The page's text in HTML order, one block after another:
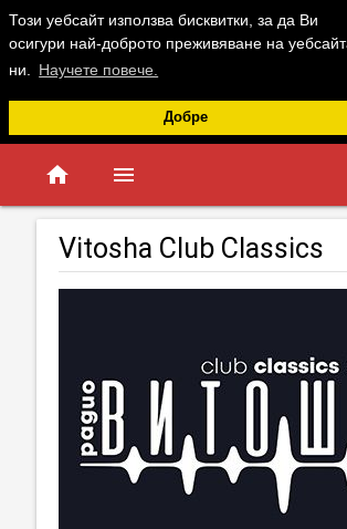
Този уебсайт използва бисквитки, за да Ви
осигури най-доброто преживяване на
ни.
Научете повече.
Добре
home menu
Vitosha Club Classics